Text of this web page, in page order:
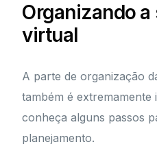
Organizando a
virtual
A parte de organização
também é
conheça alguns passos
planejamento.